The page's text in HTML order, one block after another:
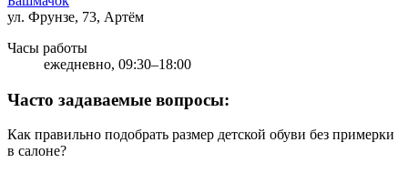
ул. Фрунзе, 73, Артём
Часы работы
ежедневно, 09:30–18:00
Часто задаваемые вопросы:
Как правильно подобрать размер детской обуви без примерки
в салоне?